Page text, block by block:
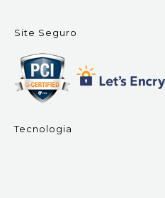
Site Seguro
Tecnologia